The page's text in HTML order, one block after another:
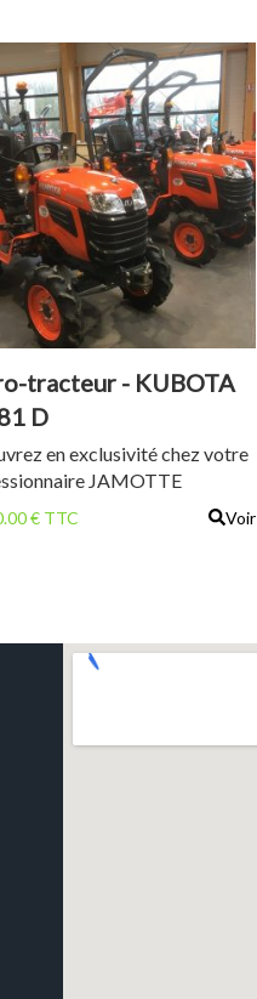
tracteur - KUBOTA
D
en exclusivité chez votre
JAMOTTE
B1181 ! FINANCEMENT
: 778 cc 4 roues motrices
- Roues agraires 5-12 et
€ TTC Voir